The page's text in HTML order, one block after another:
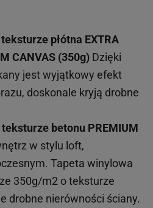
teksturze płótna EXTRA
CANVAS (350g) Dzięki
jest wyjątkowy efekt
doskonale kryją drobne
teksturze betonu PREMIUM
w stylu loft,
Tapeta winylowa
350g/m2 o teksturze
drobne nierówności ściany.